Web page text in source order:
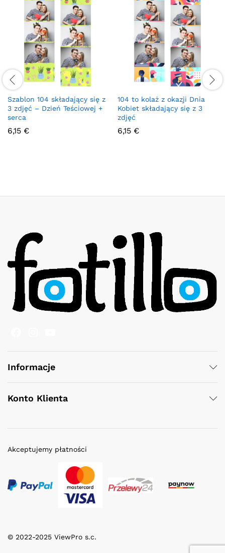
Szablon 104 składający się z
3 zdjęć – Dzień Teściowej +
serca
6,15 €
104 to kolaż z okazji Dnia
Kobiet składający się z 3
zdjęć
6,15 €
Informacje
Konto Klienta
© 2022-2025 ViewPro s.c.
Akceptujemy płatności